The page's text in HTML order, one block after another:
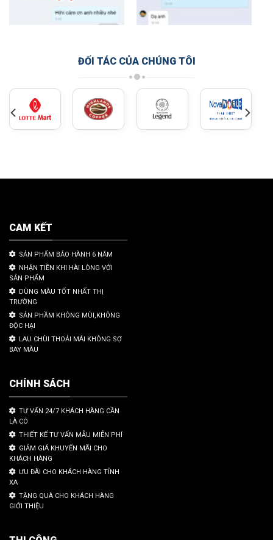
ĐỐI TÁC CỦA CHÚNG TÔI
CAM KẾT
SẢN PHẨM BẢO HÀNH 6 NĂM
NHẬN TIỀN KHI HÀI LÒNG VỚI
SẢN PHẨM
DÙNG MÀU TỐT NHẤT THỊ
TRƯỜNG
SẢN PHẦM KHÔNG MÙI,KHÔNG
ĐỘC HẠI
LAU CHÙI THOẢI MÁI KHÔNG SỢ
BAY MÀU
CHÍNH SÁCH
TƯ VẤN 24/7 KHÁCH HÀNG CẦN
LÀ CÓ
THIẾT KẾ TƯ VẤN MẪU MIỄN PHÍ
GIẢM GIÁ KHUYẾN MÃI CHO
KHÁCH HÀNG
ƯU ĐÃI CHO KHÁCH HÀNG TỈNH
XA
TẶNG QUÀ CHO KHÁCH HÀNG
GIỚI THIỆU